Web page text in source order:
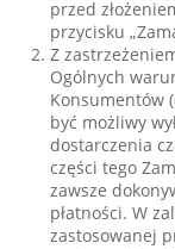
przed
przycisku
Z
Ogólnych
Konsumentów
być możliwy
dostarczenia
części tego
zawsze
płatności. W
zastosowanej